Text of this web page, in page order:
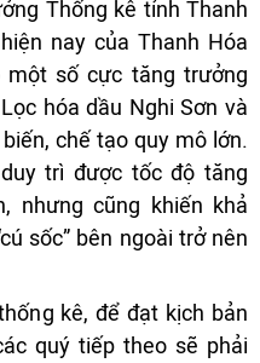
Thống kê tỉnh Thanh
nay của Thanh Hóa
số cực tăng trưởng
hóa dầu Nghi Sơn và
chế tạo quy mô lớn.
trì được tốc độ tăng
nhưng cũng khiến khả
sốc” bên ngoài trở nên
kê, để đạt kịch bản
quý tiếp theo sẽ phải